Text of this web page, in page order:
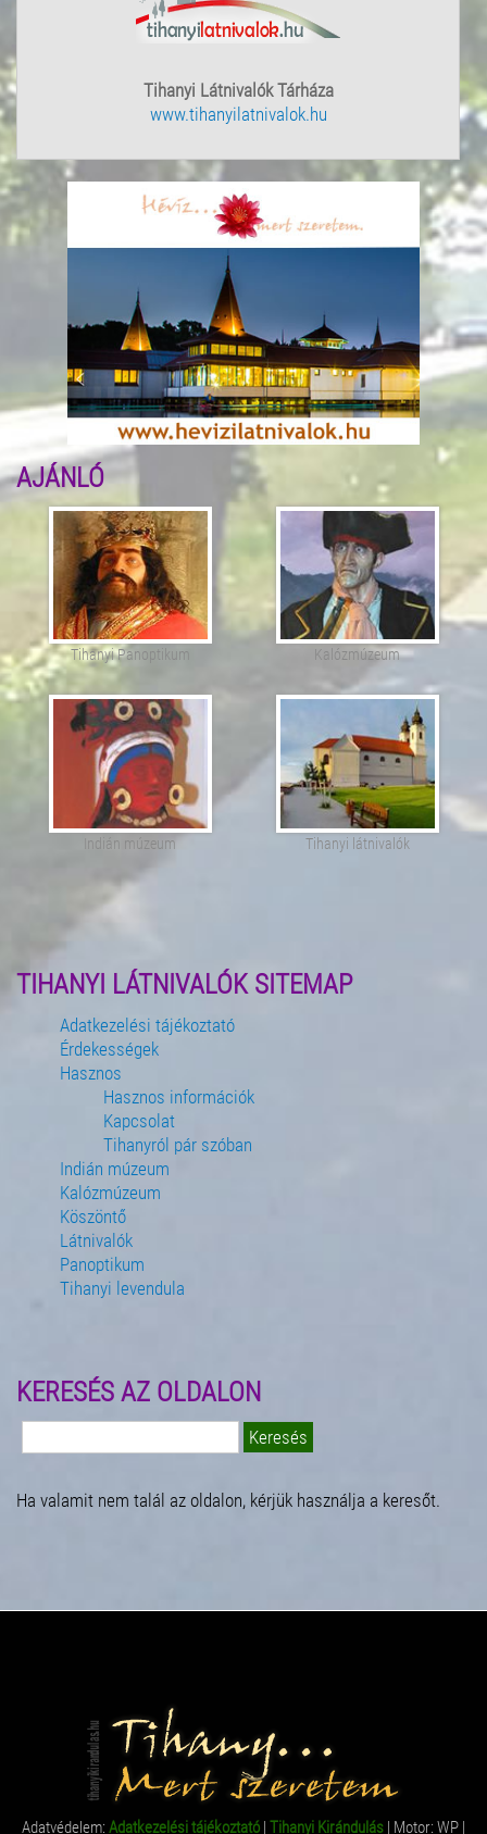
Tihanyi Látnivalók Tárháza
www.tihanyilatnivalok.hu
AJÁNLÓ
Tihanyi Panoptikum Kalózmúzeum
Indián múzeum Tihanyi látnivalók
TIHANYI LÁTNIVALÓK SITEMAP
Adatkezelési tájékoztató
Érdekességek
Hasznos
Hasznos információk
Kapcsolat
Tihanyról pár szóban
Indián múzeum
Kalózmúzeum
Köszöntő
Látnivalók
Panoptikum
Tihanyi levendula
KERESÉS AZ OLDALON
Ha valamit nem talál az oldalon, kérjük használja a keresőt.
Adatvédelem: Adatkezelési tájékoztató | Tihanyi Kirándulás | Motor: WP |